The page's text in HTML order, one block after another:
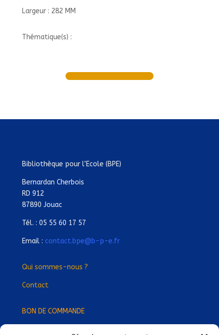
Largeur : 282 MM
Thématique(s) :
Bibliothèque pour l’Ecole (BPE)
Bernardan Cherbois
RD 912
87890 Jouac
Tél. : 05 55 60 17 57
Email : contact.bpe@b-p-e.fr
Qui sommes-nous ?
Contact
BON DE COMMANDE